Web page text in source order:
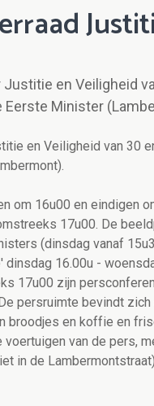
en Veiligheid
Eerste Minister
en Veiligheid van 30
om 16u00 en eindigen
17u00. De
(dinsdag vanaf
16.00u -
17u00 zijn
persruimte bevindt zich
broodjes en koffie en
van de pers,
in de